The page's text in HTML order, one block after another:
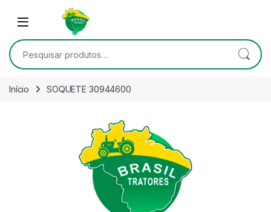
Skip to navigation
Open
Pesquisar por:
Início SOQUETE 30944600